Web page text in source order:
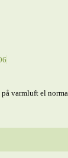
på varmluft el